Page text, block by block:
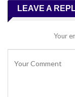
LEAVE A
Your